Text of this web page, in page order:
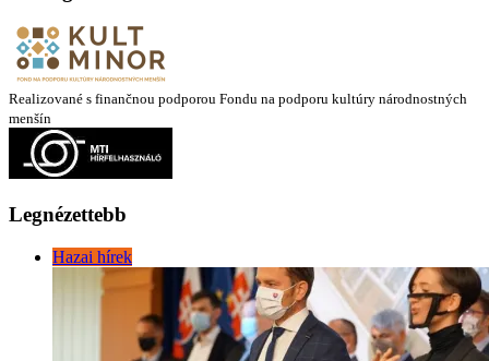
Realizované s finančnou podporou Fondu na podporu kultúry národnostných
menšín
Legnézettebb
Hazai hírek